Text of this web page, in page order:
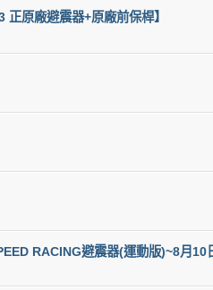
正原廠避震器+原廠前保桿】
RACING避震器(運動版)~8月10